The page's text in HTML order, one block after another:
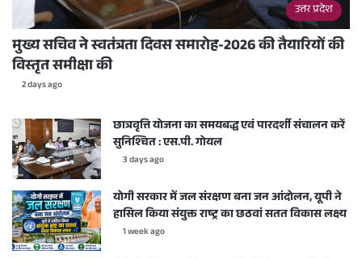
उत्तर प्रदेश
मुख्य सचिव ने स्वतंत्रता दिवस समारोह-2026 की तैयारियों की
विस्तृत समीक्षा की
2 days ago
छात्रवृत्ति योजना का समयबद्ध एवं पारदर्शी संचालन करें
सुनिश्चित : एस.पी. गोयल
3 days ago
योगी सरकार में जल संरक्षण बना जन आंदोलन, यूपी ने
हासिल किया संयुक्त राष्ट्र का छठवां सतत विकास लक्ष्य
1 week ago